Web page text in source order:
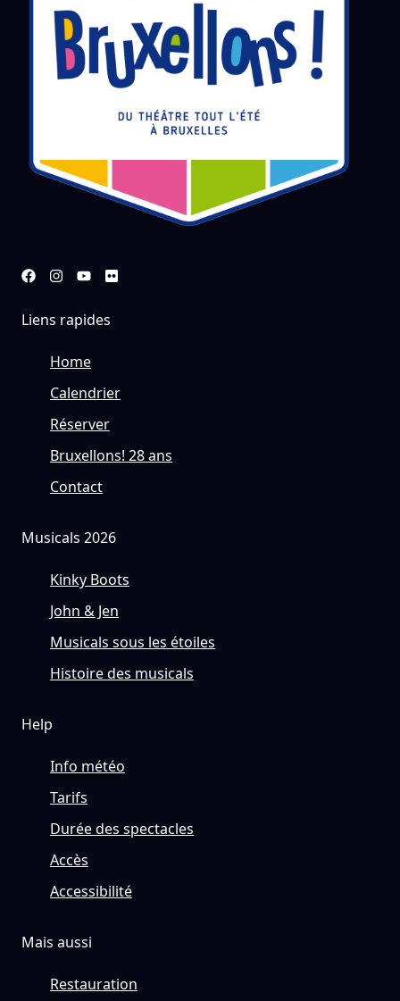
Liens rapides
Home
Calendrier
Réserver
Bruxellons! 28 ans
Contact
Musicals 2026
Kinky Boots
John & Jen
Musicals sous les étoiles
Histoire des musicals
Help
Info météo
Tarifs
Durée des spectacles
Accès
Accessibilité
Mais aussi
Restauration